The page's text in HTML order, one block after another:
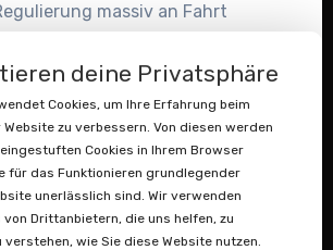
massiv an Fahrt
.de
deine Privatsphäre
Cookies, um Ihre Erfahrung beim
zu verbessern. Von diesen werden
Cookies in Ihrem Browser
für das Funktionieren grundlegender
unerlässlich sind. Wir verwenden
von Drittanbietern, die uns helfen, zu
verstehen, wie Sie diese Website nutzen.